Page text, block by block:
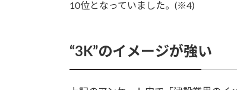
10位となっていました。(※4)
“3K”のイメージが強い